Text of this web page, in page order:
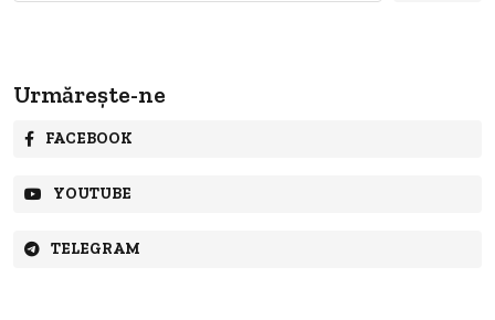
Urmărește-ne
FACEBOOK
YOUTUBE
TELEGRAM